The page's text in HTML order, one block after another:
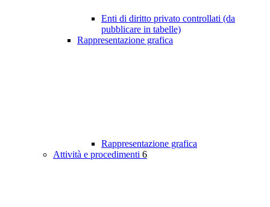
Enti di diritto privato controllati (da
pubblicare in tabelle)
Rappresentazione grafica
Rappresentazione grafica
Attività e procedimenti 6